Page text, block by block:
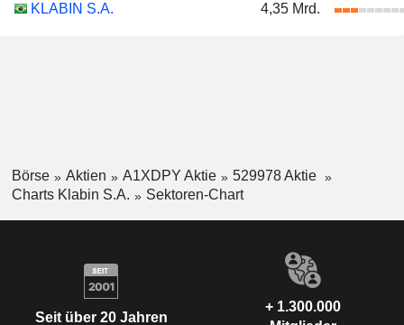
KLABIN S.A.
4,35 Mrd.
Börse Aktien A1XDPY Aktie
529978 Aktie
Charts Klabin S.A.
Sektoren-Chart
Seit über 20 Jahren
+ 1.300.000